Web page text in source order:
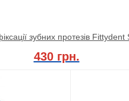
зубних протезів
430 грн.